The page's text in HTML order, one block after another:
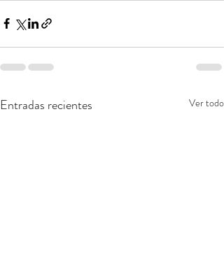
Entradas recientes Ver todo